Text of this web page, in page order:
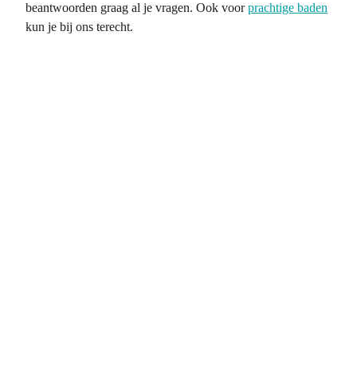
beantwoorden graag al je vragen. Ook voorprachtige baden
kun je bij ons terecht.